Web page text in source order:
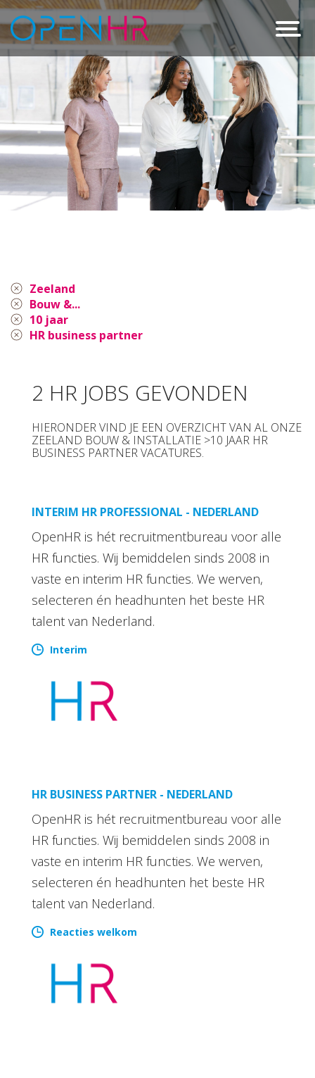
Zeeland
Bouw &...
10 jaar
HR business partner
2 HR JOBS GEVONDEN
HIERONDER VIND JE EEN OVERZICHT VAN AL ONZE
ZEELAND BOUW & INSTALLATIE >10 JAAR HR
BUSINESS PARTNER VACATURES.
INTERIM HR PROFESSIONAL - NEDERLAND
OpenHR is hét recruitmentbureau voor alle
HR functies. Wij bemiddelen sinds 2008 in
vaste en interim HR functies. We werven,
selecteren én headhunten het beste HR
talent van Nederland.
Interim
HR BUSINESS PARTNER - NEDERLAND
OpenHR is hét recruitmentbureau voor alle
HR functies. Wij bemiddelen sinds 2008 in
vaste en interim HR functies. We werven,
selecteren én headhunten het beste HR
talent van Nederland.
Reacties welkom